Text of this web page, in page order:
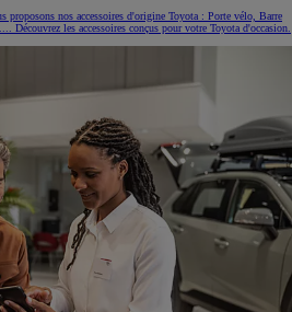
proposons nos accessoires d'origine Toyota : Porte vélo, Barre
Découvrez les accessoires conçus pour votre Toyota d'occasion.